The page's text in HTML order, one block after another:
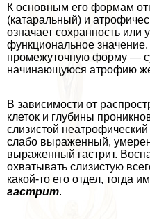
К основным его формам
(катаральный) и
означает сохранность или
функциональное
промежуточную форму —
начинающуюся атрофию
В зависимости от
клеток и глубины
слизистой
слабо выраженный,
выраженный гастрит.
охватывать слизистую
какой-то его отдел, тогда
гастрит.